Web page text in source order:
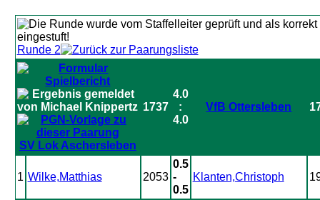
Runde 2
SV Lok Aschersleben
1737
4.0
:
4.0
VfB Ottersleben
1 Wilke,Matthias 2053
0.5
-
0.5
Klanten,Christoph